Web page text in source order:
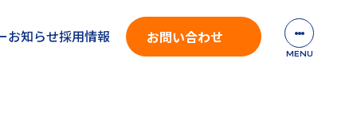
お知らせ採用情報 お問い合わせ